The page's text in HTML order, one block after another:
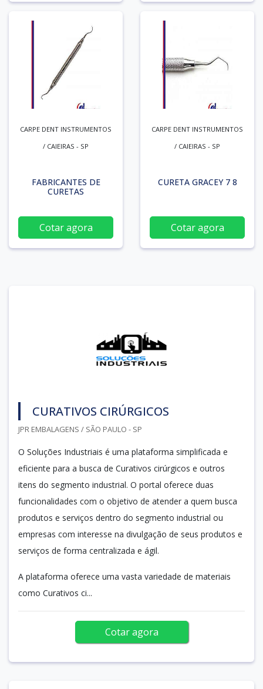
CARPE DENT INSTRUMENTOS
/ CAIEIRAS - SP
FABRICANTES DE
CURETAS
Cotar agora
CARPE DENT INSTRUMENTOS
/ CAIEIRAS - SP
CURETA GRACEY 7 8
Cotar agora
CURATIVOS CIRÚRGICOS
JPR EMBALAGENS / SÃO PAULO - SP
O Soluções Industriais é uma plataforma simplificada e
eficiente para a busca de Curativos cirúrgicos e outros
itens do segmento industrial. O portal oferece duas
funcionalidades com o objetivo de atender a quem busca
produtos e serviços dentro do segmento industrial ou
empresas com interesse na divulgação de seus produtos e
serviços de forma centralizada e ágil.
A plataforma oferece uma vasta variedade de materiais
como Curativos ci...
Cotar agora